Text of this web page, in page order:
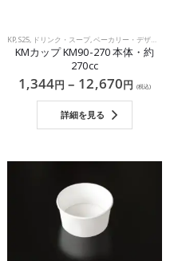
KP, S25 ドリンク・スープ ベーカリー・デザート・サラダ
KMカップ KM90-270 本体・約
270cc
1,344円 – 12,670円 (税込)
詳細を見る